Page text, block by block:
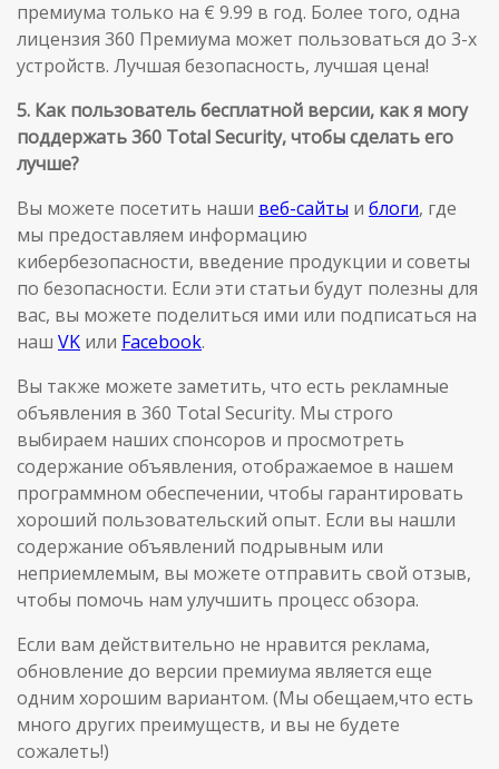
премиума только на € 9.99 в год. Более того, одна
лицензия 360 Премиума может пользоваться до 3-х
устройств. Лучшая безопасность, лучшая цена!
5. Как пользователь бесплатной версии, как я могу
поддержать 360 Total Security, чтобы сделать его
лучше?
Вы можете посетить наши веб-сайты и блоги, где
мы предоставляем информацию
кибербезопасности, введение продукции и советы
по безопасности. Если эти статьи будут полезны для
вас, вы можете поделиться ими или подписаться на
наш VK или Facebook.
Вы также можете заметить, что есть рекламные
объявления в 360 Total Security. Мы строго
выбираем наших спонсоров и просмотреть
содержание объявления, отображаемое в нашем
программном обеспечении, чтобы гарантировать
хороший пользовательский опыт. Если вы нашли
содержание объявлений подрывным или
неприемлемым, вы можете отправить свой отзыв,
чтобы помочь нам улучшить процесс обзора.
Если вам действительно не нравится реклама,
обновление до версии премиума является еще
одним хорошим вариантом. (Мы обещаем,что есть
много других преимуществ, и вы не будете
сожалеть!)